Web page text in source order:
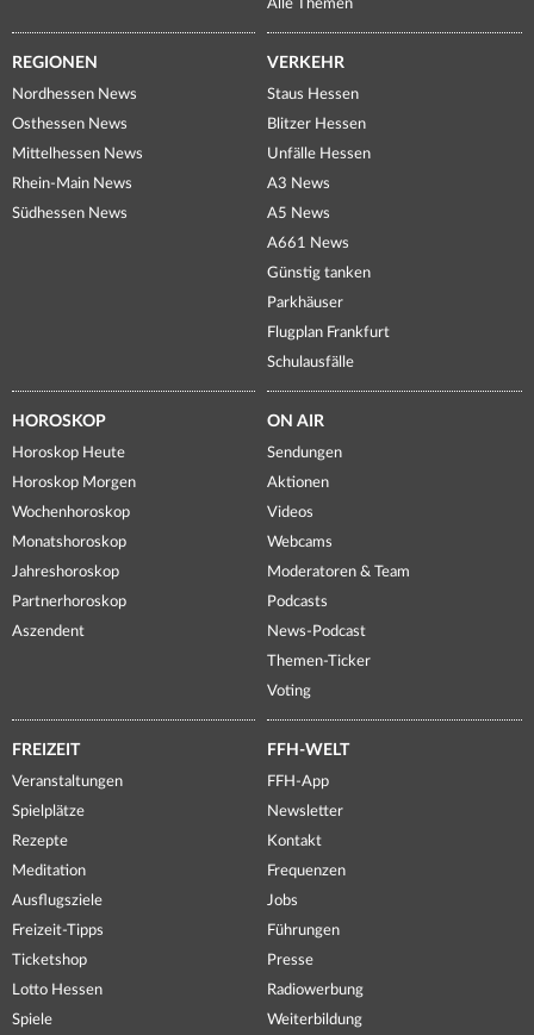
Alle Themen
REGIONEN
Nordhessen News
Osthessen News
Mittelhessen News
Rhein-Main News
Südhessen News
VERKEHR
Staus Hessen
Blitzer Hessen
Unfälle Hessen
A3 News
A5 News
A661 News
Günstig tanken
Parkhäuser
Flugplan Frankfurt
Schulausfälle
HOROSKOP
Horoskop Heute
Horoskop Morgen
Wochenhoroskop
Monatshoroskop
Jahreshoroskop
Partnerhoroskop
Aszendent
ON AIR
Sendungen
Aktionen
Videos
Webcams
Moderatoren & Team
Podcasts
News-Podcast
Themen-Ticker
Voting
FREIZEIT
Veranstaltungen
Spielplätze
Rezepte
Meditation
Ausflugsziele
Freizeit-Tipps
Ticketshop
Lotto Hessen
Spiele
FFH-WELT
FFH-App
Newsletter
Kontakt
Frequenzen
Jobs
Führungen
Presse
Radiowerbung
Weiterbildung